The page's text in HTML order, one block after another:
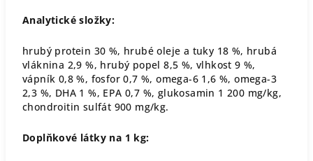
Analytické složky:
hrubý protein 30 %, hrubé oleje a tuky 18 %, hrubá
vláknina 2,9 %, hrubý popel 8,5 %, vlhkost 9 %,
vápník 0,8 %, fosfor 0,7 %, omega-6 1,6 %, omega-3
2,3 %, DHA 1 %, EPA 0,7 %, glukosamin 1 200 mg/kg,
chondroitin sulfát 900 mg/kg.
Doplňkové látky na 1 kg: